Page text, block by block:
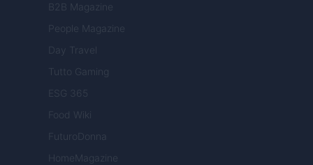
B2B Magazine
People Magazine
Day Travel
Tutto Gaming
ESG 365
Food Wiki
FuturoDonna
HomeMagazine